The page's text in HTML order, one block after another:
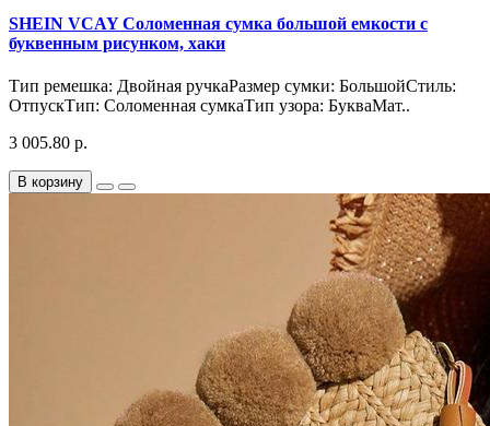
SHEIN VCAY Соломенная сумка большой емкости с
буквенным рисунком, хаки
Тип ремешка: Двойная ручкаРазмер сумки: БольшойСтиль:
ОтпускТип: Соломенная сумкаТип узора: БукваМат..
3 005.80 р.
В корзину